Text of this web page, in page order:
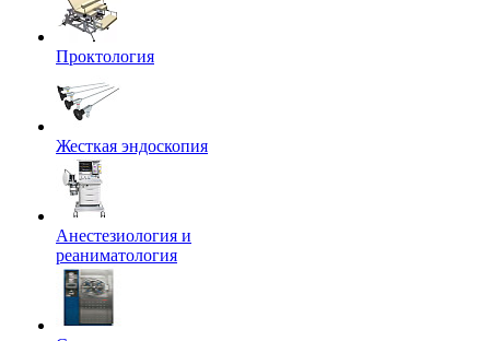
Проктология
Жесткая эндоскопия
Анестезиология и
реаниматология